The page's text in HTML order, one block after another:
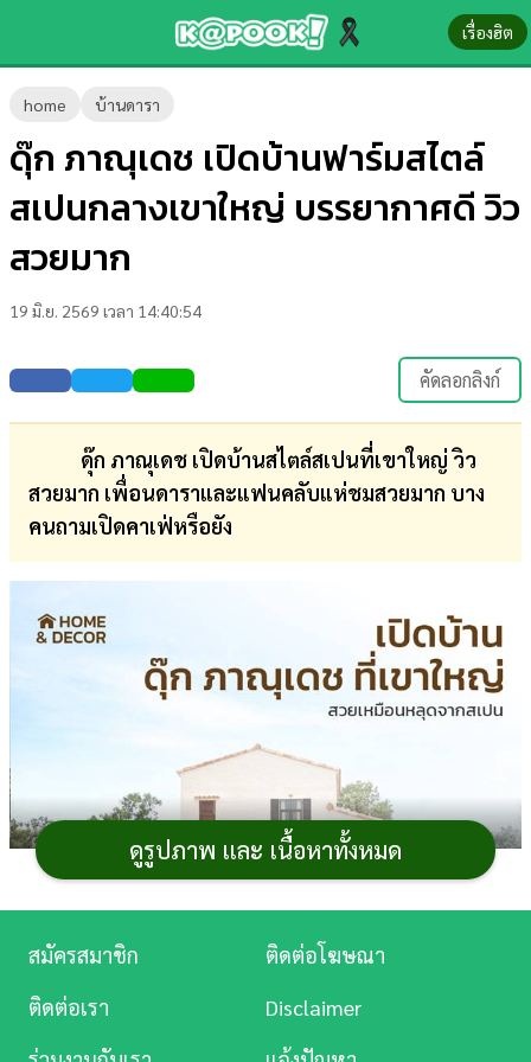
เรื่องฮิต
home บ้านดารา
ดุ๊ก ภาณุเดช เปิดบ้านฟาร์มสไตล์
สเปนกลางเขาใหญ่ บรรยากาศดี วิว
สวยมาก
19 มิ.ย. 2569 เวลา 14:40:54
คัดลอกลิงก์
ดุ๊ก ภาณุเดช เปิดบ้านสไตล์สเปนที่เขาใหญ่ วิว
สวยมาก เพื่อนดาราและแฟนคลับแห่ชมสวยมาก บาง
คนถามเปิดคาเฟ่หรือยัง
ดูรูปภาพ และ เนื้อหาทั้งหมด
ข่าว-
ความ
รู้
บันเทิง
ตรวจ
หวย
บอล
สด
ดู
หนัง
สมัครสมาชิก
ติดต่อโฆษณา
ติดต่อเรา
Disclaimer